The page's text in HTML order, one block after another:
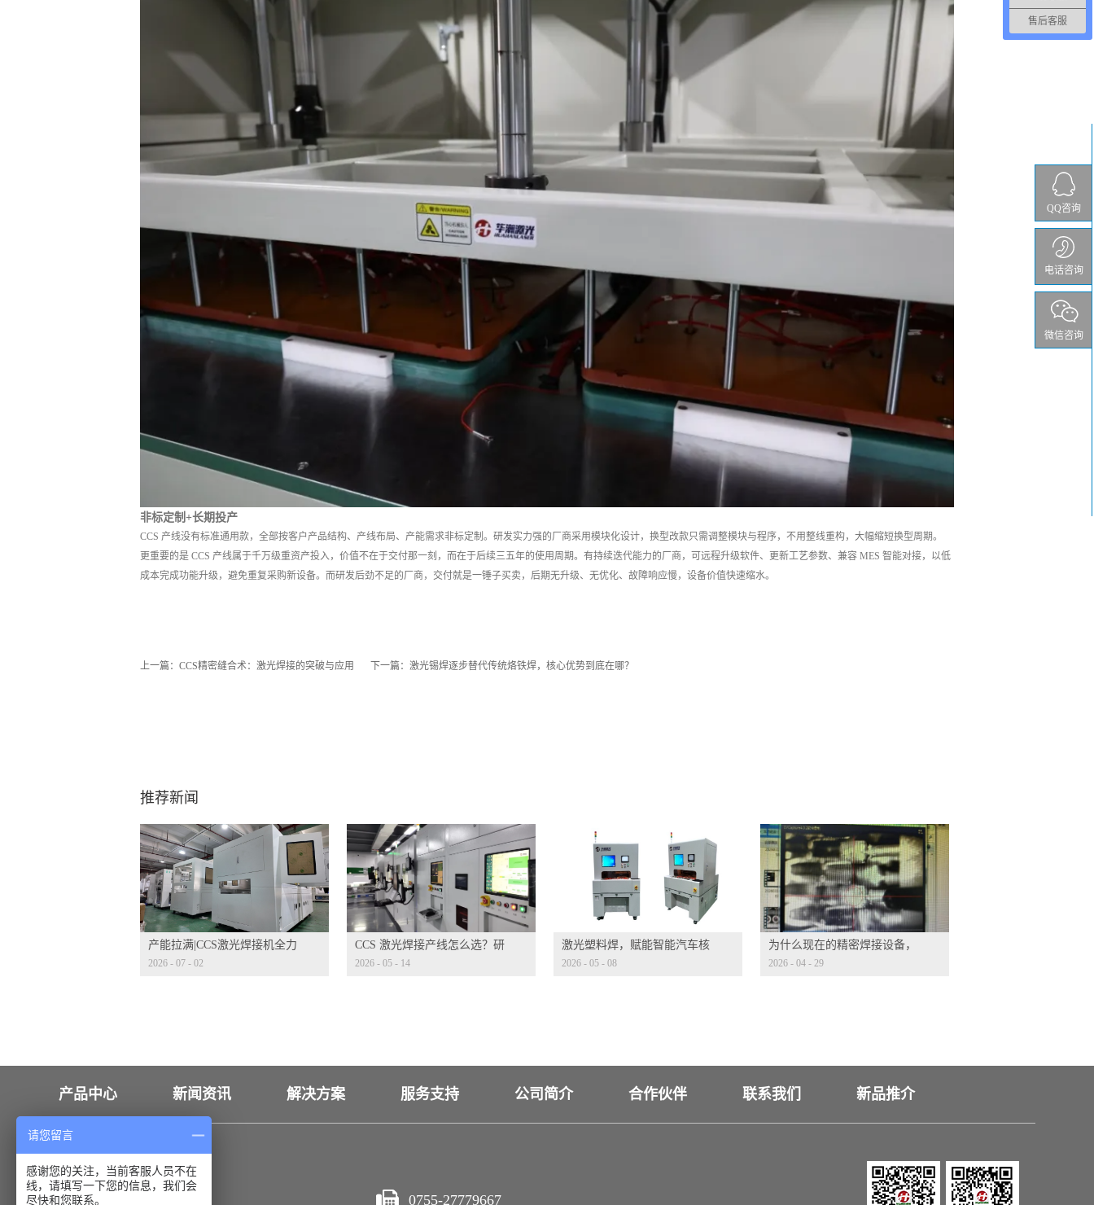
非标定制+长期投产
CCS 产线没有标准通用款，全部按客户产品结构、产线布局、产能需求非标定制。研发实力强的厂商采用模块化设计，换型改款只需调整模块与程序，不用整线重构，大幅缩短换型周期。
更重要的是 CCS 产线属于千万级重资产投入，价值不在于交付那一刻，而在于后续三五年的使用周期。有持续迭代能力的厂商，可远程升级软件、更新工艺参数、兼容 MES 智能对接，以低
成本完成功能升级，避免重复采购新设备。而研发后劲不足的厂商，交付就是一锤子买卖，后期无升级、无优化、故障响应慢，设备价值快速缩水。
上一篇： CCS精密缝合术：激光焊接的突破与应用 下一篇： 激光锡焊逐步替代传统烙铁焊，核心优势到底在哪？
推荐新闻
产能拉满|CCS激光焊接机全力
量产冲刺
2026 - 07 - 02
CCS 激光焊接产线怎么选？研
发迭代才是核心考量
2026 - 05 - 14
激光塑料焊，赋能智能汽车核
心部件
2026 - 05 - 08
为什么现在的精密焊接设备，
都标配 CCD 视觉定位？
2026 - 04 - 29
产品中心 新闻资讯 解决方案 服务支持 公司简介 合作伙伴 联系我们 新品推介
联系我们
18926550173 0755-27779667
QQ咨询
电话咨询
微信咨询
售后客服
请您留言
感谢您的关注，当前客服人员不在
线，请填写一下您的信息，我们会
尽快和您联系。